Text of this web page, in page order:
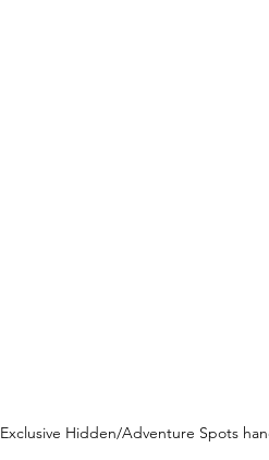
Exclusive Hidden/Adventure Spots